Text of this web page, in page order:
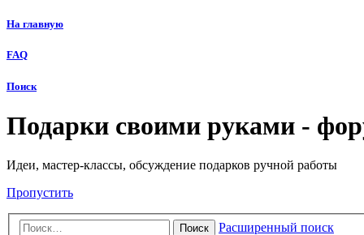
На главную
FAQ
Поиск
Подарки своими руками -
Идеи, мастер-классы, обсуждение подарков ручной работы
Пропустить
Поиск Расширенный поиск